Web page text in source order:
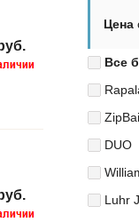
Цена
Все
DUO
Luhr